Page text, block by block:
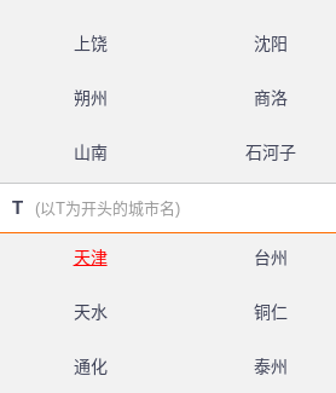
上饶 沈阳
朔州 商洛
山南 石河子
T (以T为开头的城市名)
天津 台州
天水 铜仁
通化 泰州